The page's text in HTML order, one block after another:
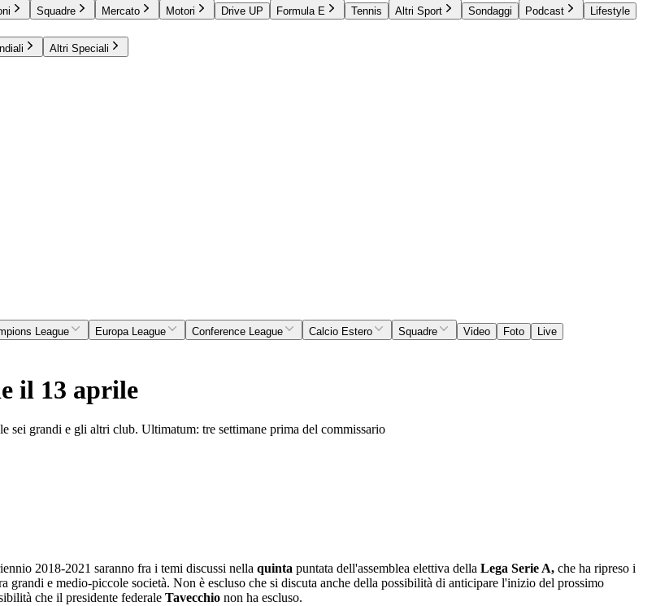
Squadre Mercato Motori Drive UP Formula E Tennis Altri Sport Sondaggi Podcast
Lifestyle
Altri Speciali
League Europa League Conference League Calcio Estero Squadre Video Foto
Live
il 13 aprile
sei grandi e gli altri club. Ultimatum: tre settimane prima del commissario
2018-2021 saranno fra i temi discussi nella quinta puntata dell'assemblea elettiva della Lega Serie A, che ha ripreso i
grandi e medio-piccole società. Non è escluso che si discuta anche della possibilità di anticipare l'inizio del prossimo
che il presidente federale Tavecchio non ha escluso.